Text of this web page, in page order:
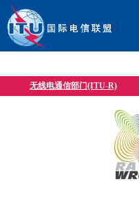
无线电通信部门(ITU-R)